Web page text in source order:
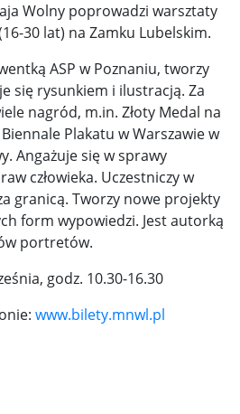
Wolny poprowadzi warsztaty
30 lat) na Zamku Lubelskim.
ASP w Poznaniu, tworzy
się rysunkiem i ilustracją. Za
nagród, m.in. Złoty Medal na
Plakatu w Warszawie w
Angażuje się w sprawy
człowieka. Uczestniczy w
granicą. Tworzy nowe projekty
form wypowiedzi. Jest autorką
portretów.
godz. 10.30-16.30
www.bilety.mnwl.pl